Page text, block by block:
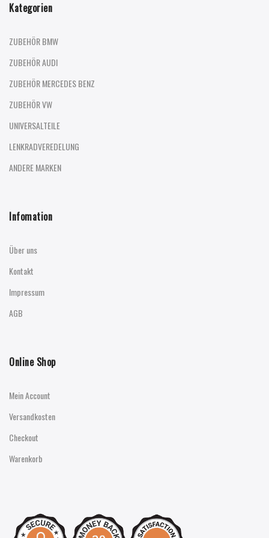
Kategorien
ZUBEHÖR BMW
ZUBEHÖR AUDI
ZUBEHÖR MERCEDES BENZ
ZUBEHÖR VW
UNIVERSALTEILE
LENKRADVEREDELUNG
ANDERE MARKEN
Infomation
Über uns
Kontakt
Impressum
AGB
Online Shop
Mein Account
Versandkosten
Checkout
Warenkorb